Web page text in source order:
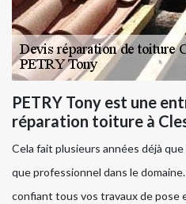
PETRY Tony est une
réparation toiture à
Cela fait plusieurs années déjà
que professionnel dans le
confiant tous vos travaux de pose